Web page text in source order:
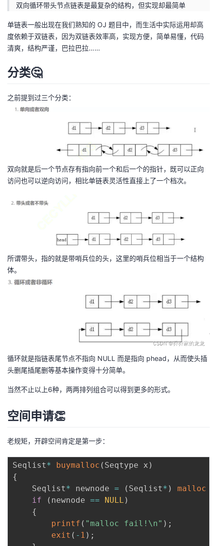
学
堂
的
课
我
的
我
验
收
持
我
技
术
的
云
议
双向循环带头节点链表是最复杂的结构，但实现却最简单
单链表一般出现在我们熟知的 OJ 题目中，而生活中实际运用却高
度依赖于双链表，因为双链表效率高，实现方便，简单易懂，代码
清爽，结构严谨，巴拉巴拉……
分类🤔
之前提到过三个分类：
双向就是后一个节点存有指向前一个和后一个的指针，既可以正向
访问也可以逆向访问，相比单链表灵活性直接上了一个档次。
所谓带头，指的就是带哨兵位的头，这里的哨兵位相当于一个结构
体。
循环就是指链表尾节点不指向 NULL 而是指向 phead，从而使头插
头删尾插尾删等基本操作变得十分简单。
当然不止以上6种，两两排列组合可以得到更多的形式。
空间申请👏
老规矩，开辟空间肯定是第一步：
Seqlist* buymalloc ( Seqtype x )
{
	Seqlist
* newnode = ( Seqlist* ) malloc
if
( newnode == NULL )
{
printf ( "malloc fail!\n" ) ;
exit ( - 1 ) ;